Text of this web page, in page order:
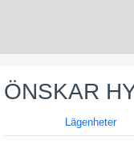
ÖNSKAR
Lägenheter